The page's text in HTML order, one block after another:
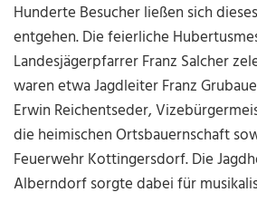
Hunderte Besucher ließen sich
entgehen.Die feierliche
Landesjägerpfarrer Franz Salcher
waren etwa Jagdleiter Franz
Erwin Reichentseder,
die heimischen Ortsbauernschaft
Feuerwehr Kottingersdorf.Die
Alberndorf sorgte dabei für